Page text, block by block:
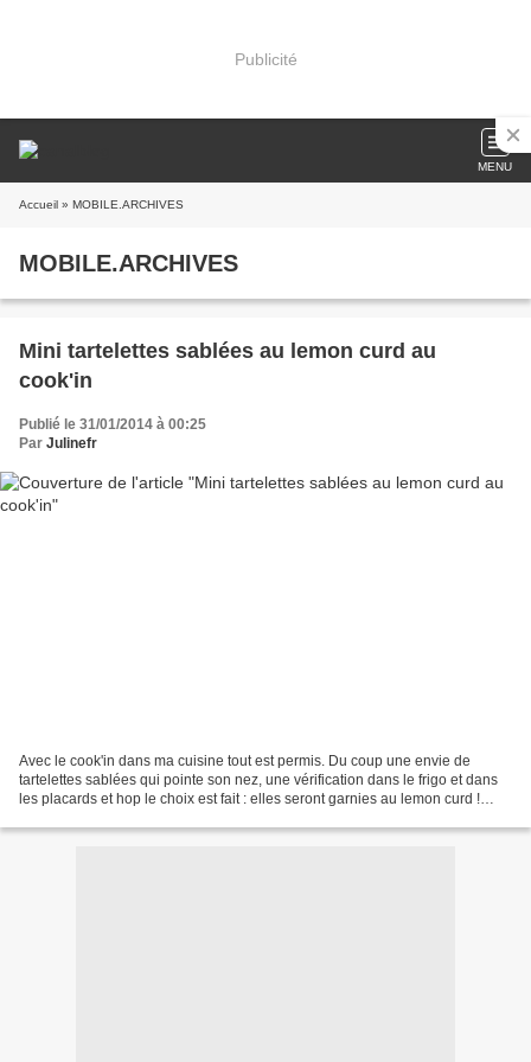
Publicité
MENU
Accueil » MOBILE.ARCHIVES
MOBILE.ARCHIVES
Mini tartelettes sablées au lemon curd au
cook'in
Publié le 31/01/2014 à 00:25
Par Julinefr
Avec le cook'in dans ma cuisine tout est permis. Du coup une envie de
tartelettes sablées qui pointe son nez, une vérification dans le frigo et dans
les placards et hop le choix est fait : elles seront garnies au lemon curd !